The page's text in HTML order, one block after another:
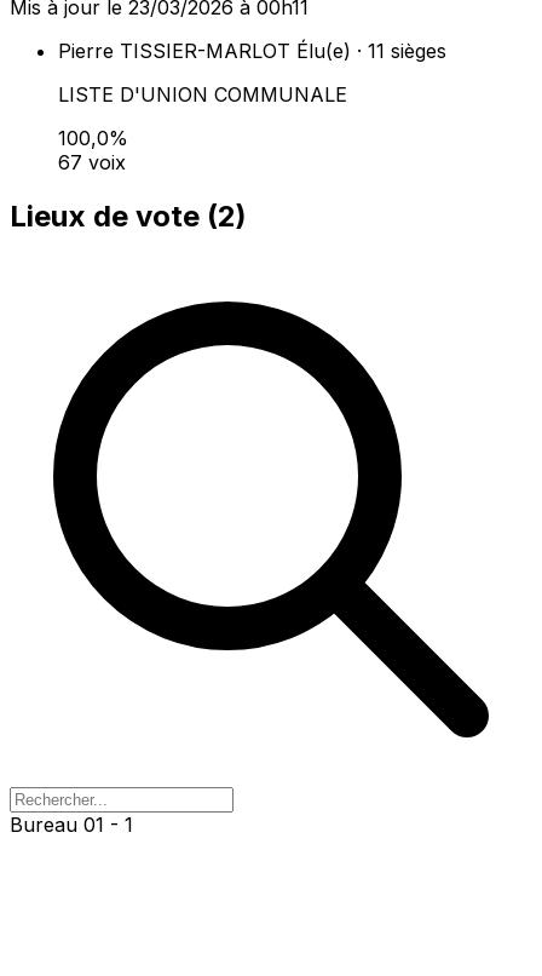
Mis à jour le 23/03/2026 à 00h11
Pierre TISSIER-MARLOT Élu(e) · 11 sièges
LISTE D'UNION COMMUNALE
100,0%
67 voix
Lieux de vote (2)
Bureau 01 - 1